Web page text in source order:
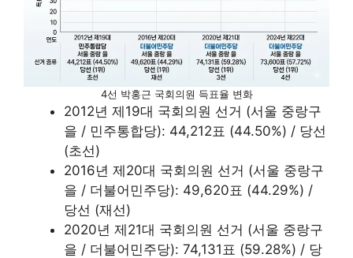
4선 박홍근 국회의원 득표율 변화
2012년 제19대 국회의원 선거 (서울 중랑구
을 / 민주통합당): 44,212표 (44.50%) / 당선
(초선)
2016년 제20대 국회의원 선거 (서울 중랑구
을 / 더불어민주당): 49,620표 (44.29%) /
당선 (재선)
2020년 제21대 국회의원 선거 (서울 중랑구
을 / 더불어민주당): 74,131표 (59.28%) / 당